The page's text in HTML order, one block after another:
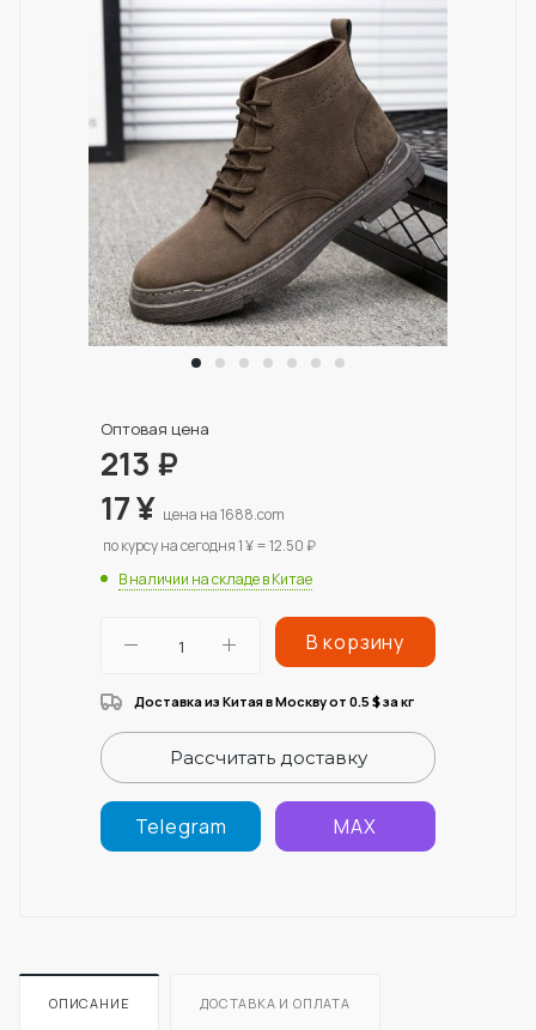
Оптовая цена
213 ₽
17¥ цена на 1688.com
по курсу на сегодня 1 ¥ = 12.50 ₽
В наличии на складе в Китае
В корзину
Доставка из Китая в Москву от 0.5 $за кг
Рассчитать доставку
Telegram MAX
ОПИСАНИЕ ДОСТАВКА И ОПЛАТА